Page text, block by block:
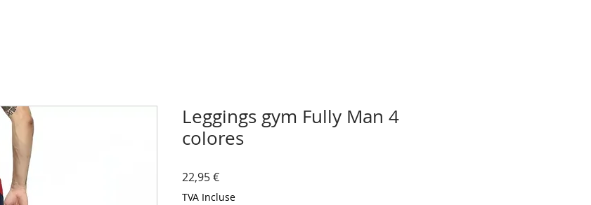
Leggings gym Fully Man 4
colores
22,95 €Prix
TVA Incluse